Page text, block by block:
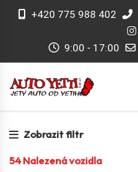
+420 775 988 402
9:00 - 17:00
Zobrazit filtr
54Nalezená vozidla